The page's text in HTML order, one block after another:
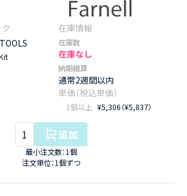
在庫数
在庫なし
納期概算
通常2週間以内
1個以上 ¥5,306（¥5,837）
追加
最小注文数：1個
注文単位：1個ずつ